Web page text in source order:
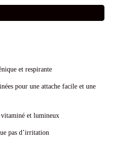
et respirante
pour une attache facile et une
et lumineux
pas d’irritation